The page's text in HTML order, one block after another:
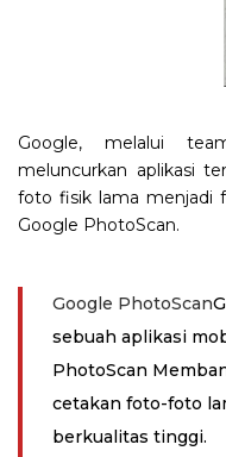
Google, melalui
meluncurkan aplikasi
foto fisik lama menjadi
Google PhotoScan.
Google PhotoScan
sebuah aplikasi
PhotoScan
cetakan foto-foto
berkualitas tinggi.